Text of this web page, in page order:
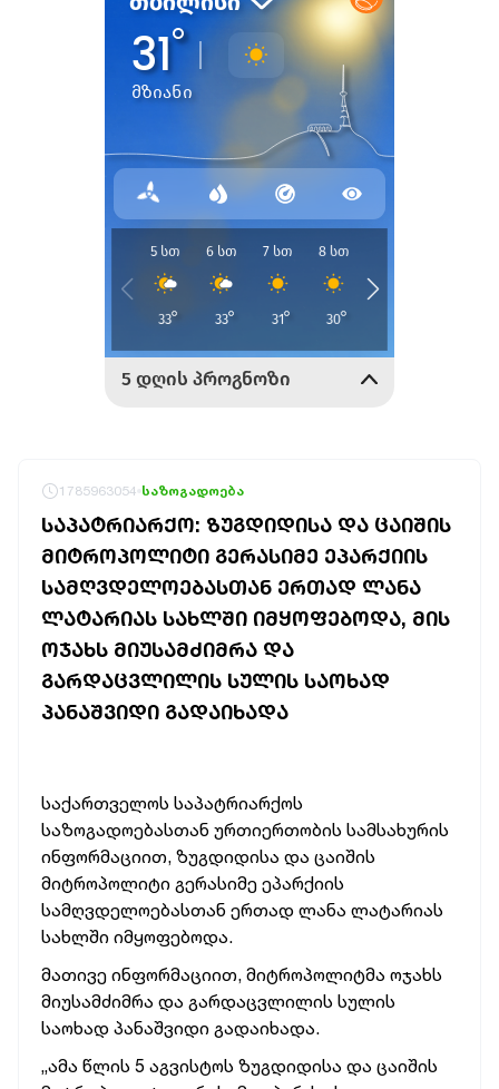
1785963054 საზოგადოება
ᲡᲐᲞᲐᲢᲠᲘᲐᲠᲥᲝ: ᲖᲣᲒᲓᲘᲓᲘᲡᲐ ᲓᲐ ᲪᲐᲘᲨᲘᲡ
ᲛᲘᲢᲠᲝᲞᲝᲚᲘᲢᲘ ᲒᲔᲠᲐᲡᲘᲛᲔ ᲔᲞᲐᲠᲥᲘᲘᲡ
ᲡᲐᲛᲦᲕᲓᲔᲚᲝᲔᲑᲐᲡᲗᲐᲜ ᲔᲠᲗᲐᲓ ᲚᲐᲜᲐ
ᲚᲐᲢᲐᲠᲘᲐᲡ ᲡᲐᲮᲚᲨᲘ ᲘᲛᲧᲝᲤᲔᲑᲝᲓᲐ, ᲛᲘᲡ
ᲝᲯᲐᲮᲡ ᲛᲘᲣᲡᲐᲛᲫᲘᲛᲠᲐ ᲓᲐ
ᲒᲐᲠᲓᲐᲪᲕᲚᲘᲚᲘᲡ ᲡᲣᲚᲘᲡ ᲡᲐᲝᲮᲐᲓ
ᲞᲐᲜᲐᲨᲕᲘᲓᲘ ᲒᲐᲓᲐᲘᲮᲐᲓᲐ
საქართველოს საპატრიარქოს
საზოგადოებასთან ურთიერთობის სამსახურის
ინფორმაციით, ზუგდიდისა და ცაიშის
მიტროპოლიტი გერასიმე ეპარქიის
სამღვდელოებასთან ერთად ლანა ლატარიას
სახლში იმყოფებოდა.
მათივე ინფორმაციით, მიტროპოლიტმა ოჯახს
მიუსამძიმრა და გარდაცვლილის სულის
საოხად პანაშვიდი გადაიხადა.
„ამა წლის 5 აგვისტოს ზუგდიდისა და ცაიშის